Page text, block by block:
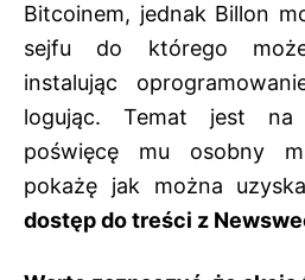
Bitcoinem, jednak Billon
sejfu do którego
instalując
logując. Temat jest
poświęcę mu osobny
pokażę jak można
dostęp do treści z